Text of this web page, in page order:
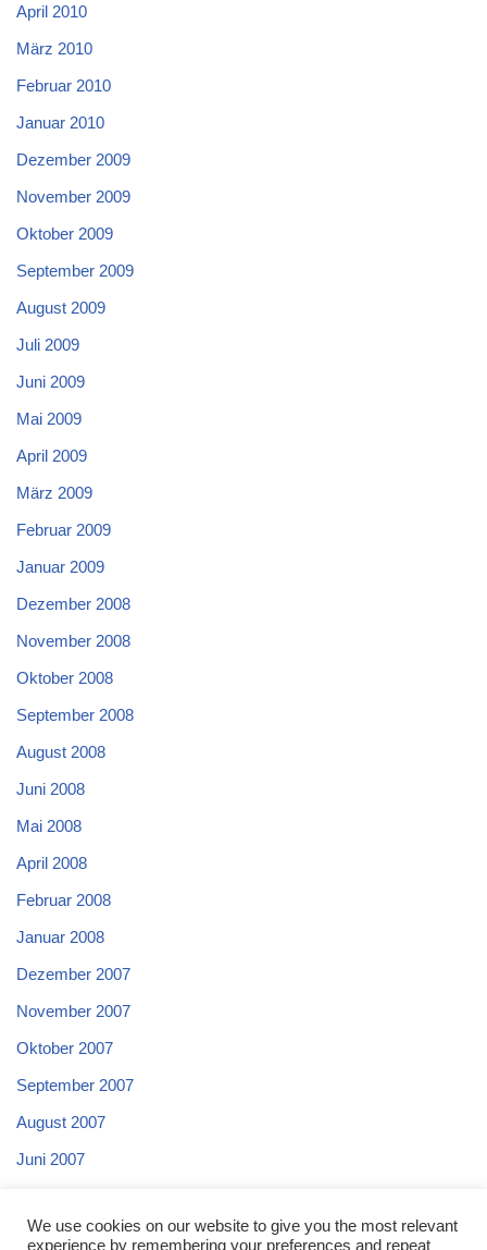
April 2010
März 2010
Februar 2010
Januar 2010
Dezember 2009
November 2009
Oktober 2009
September 2009
August 2009
Juli 2009
Juni 2009
Mai 2009
April 2009
März 2009
Februar 2009
Januar 2009
Dezember 2008
November 2008
Oktober 2008
September 2008
August 2008
Juni 2008
Mai 2008
April 2008
Februar 2008
Januar 2008
Dezember 2007
November 2007
Oktober 2007
September 2007
August 2007
Juni 2007
April 2007
We use cookies on our website to give you the most relevant
experience by remembering your preferences and repeat